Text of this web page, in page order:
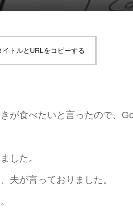
イトルとURLをコピーする
が食べたいと言ったので、
した。
夫が言っておりました。